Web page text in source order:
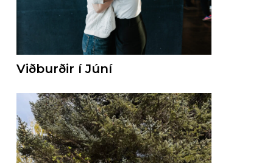
Viðburðir í Júní